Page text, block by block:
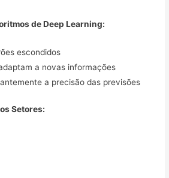
de Deep Learning:
escondidos
a novas informações
a precisão das previsões
Setores: